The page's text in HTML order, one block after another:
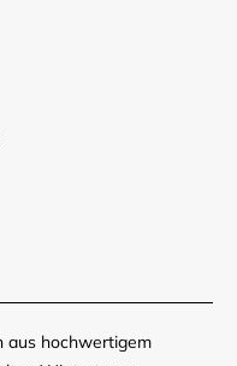
aus hochwertigem